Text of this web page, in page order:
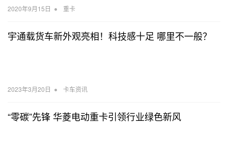
2020年9月15日 • 重卡
宇通载货车新外观亮相！科技感十足 哪里不一般？
2023年3月20日 • 卡车资讯
“零碳”先锋 华菱电动重卡引领行业绿色新风